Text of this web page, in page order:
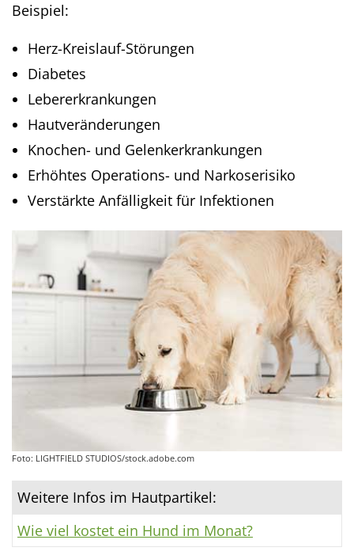
Beispiel:
Herz-Kreislauf-Störungen
Diabetes
Lebererkrankungen
Hautveränderungen
Knochen- und Gelenkerkrankungen
Erhöhtes Operations- und Narkoserisiko
Verstärkte Anfälligkeit für Infektionen
Foto: LIGHTFIELD STUDIOS/stock.adobe.com
Weitere Infos im Hautpartikel:
Wie viel kostet ein Hund im Monat?